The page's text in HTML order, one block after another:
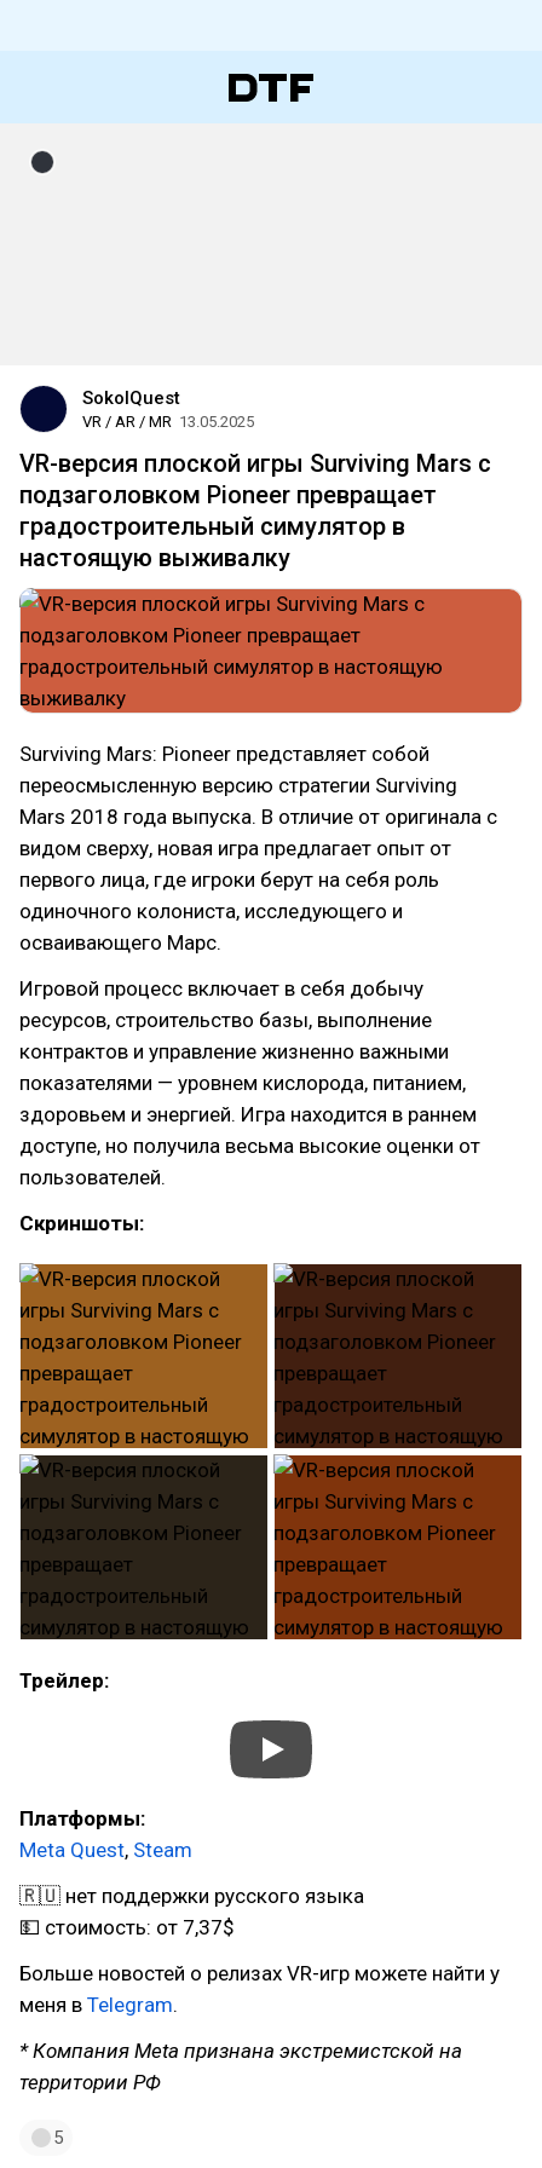
SokolQuest
VR / AR / MR 13.05.2025
VR-версия плоской игры Surviving Mars с
подзаголовком Pioneer превращает
градостроительный симулятор в
настоящую выживалку
Surviving Mars: Pioneer представляет собой
переосмысленную версию стратегии Surviving
Mars 2018 года выпуска. В отличие от оригинала с
видом сверху, новая игра предлагает опыт от
первого лица, где игроки берут на себя роль
одиночного колониста, исследующего и
осваивающего Марс.
Игровой процесс включает в себя добычу
ресурсов, строительство базы, выполнение
контрактов и управление жизненно важными
показателями — уровнем кислорода, питанием,
здоровьем и энергией. Игра находится в раннем
доступе, но получила весьма высокие оценки от
пользователей.
Скриншоты:
Трейлер:
Платформы:
Meta Quest, Steam
🇷🇺 нет поддержки русского языка
💵 стоимость: от 7,37$
Больше новостей о релизах VR-игр можете найти у
меня в Telegram.
* Компания Meta признана экстремистской на
территории РФ
5